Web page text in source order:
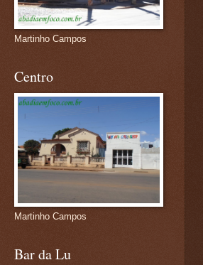
Martinho Campos
Centro
Martinho Campos
Bar da Lu